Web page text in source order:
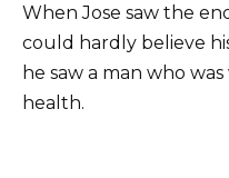
When Jose saw the
could hardly believe
he saw a man who
health.